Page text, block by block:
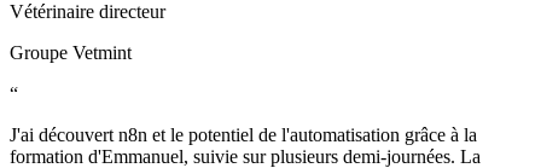
Vétérinaire directeur
Groupe Vetmint
“
J'ai découvert n8n et le potentiel de l'automatisation grâce à la
formation d'Emmanuel, suivie sur plusieurs demi-journées. La